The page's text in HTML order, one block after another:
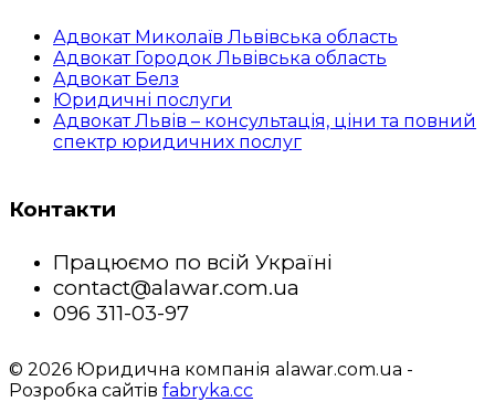
Адвокат Миколаїв Львівська область
Адвокат Городок Львівська область
Адвокат Белз
Юридичні послуги
Адвокат Львів – консультація, ціни та повний
спектр юридичних послуг
Контакти
Працюємо по всій Україні
contact@alawar.com.ua
096 311-03-97
© 2026 Юридична компанія alawar.com.ua -
Розробка сайтів fabryka.cc